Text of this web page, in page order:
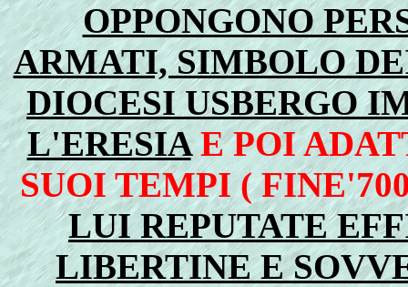
OPPONGONO
ARMATI, SIMBOLO
DIOCESI USBERGO
L'ERESIAE POI
SUOI TEMPI (
LUI REPUTATE
LIBERTINE E